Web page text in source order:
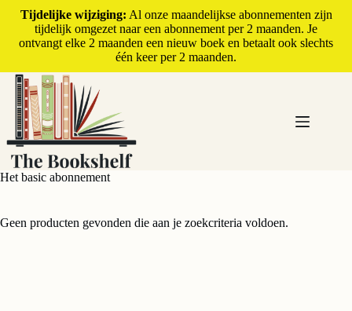
Tijdelijke wijziging: Al onze maandelijkse abonnementen zijn
tijdelijk omgezet naar een abonnement per 2 maanden. Je
ontvangt elke 2 maanden een nieuw boek en betaalt ook slechts
één keer per 2 maanden.
Het basic abonnement
Geen producten gevonden die aan je zoekcriteria voldoen.